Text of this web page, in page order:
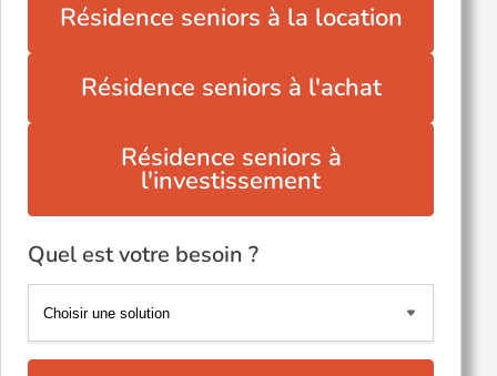
Résidence seniors à la location
Résidence seniors à l'achat
Résidence seniors à
l'investissement
Quel est votre besoin ?